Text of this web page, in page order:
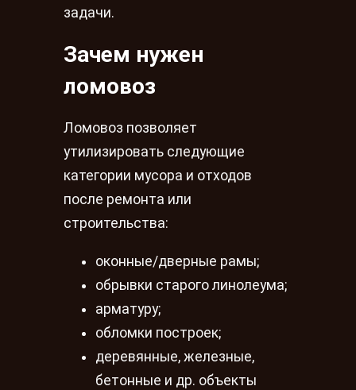
задачи.
Зачем нужен
ломовоз
Ломовоз позволяет
утилизировать следующие
категории мусора и отходов
после ремонта или
строительства:
оконные/дверные рамы;
обрывки старого линолеума;
арматуру;
обломки построек;
деревянные, железные,
бетонные и др. объекты